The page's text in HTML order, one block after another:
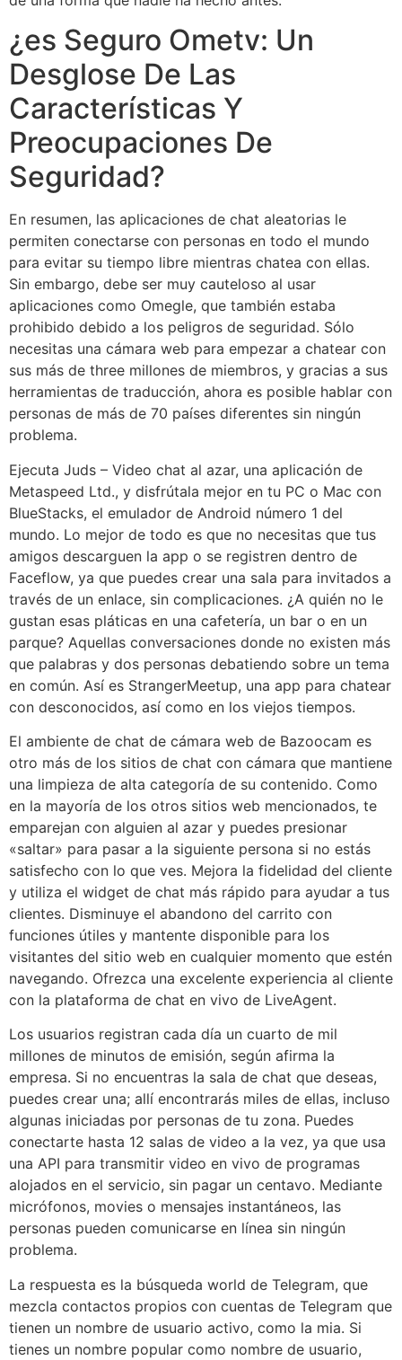
¿es Seguro Ometv: Un
Desglose De Las
Características Y
Preocupaciones De
Seguridad?
En resumen, las aplicaciones de chat aleatorias le
permiten conectarse con personas en todo el mundo
para evitar su tiempo libre mientras chatea con ellas.
Sin embargo, debe ser muy cauteloso al usar
aplicaciones como Omegle, que también estaba
prohibido debido a los peligros de seguridad. Sólo
necesitas una cámara web para empezar a chatear con
sus más de three millones de miembros, y gracias a sus
herramientas de traducción, ahora es posible hablar con
personas de más de 70 países diferentes sin ningún
problema.
Ejecuta Juds – Video chat al azar, una aplicación de
Metaspeed Ltd., y disfrútala mejor en tu PC o Mac con
BlueStacks, el emulador de Android número 1 del
mundo. Lo mejor de todo es que no necesitas que tus
amigos descarguen la app o se registren dentro de
Faceflow, ya que puedes crear una sala para invitados a
través de un enlace, sin complicaciones. ¿A quién no le
gustan esas pláticas en una cafetería, un bar o en un
parque? Aquellas conversaciones donde no existen más
que palabras y dos personas debatiendo sobre un tema
en común. Así es StrangerMeetup, una app para chatear
con desconocidos, así como en los viejos tiempos.
El ambiente de chat de cámara web de Bazoocam es
otro más de los sitios de chat con cámara que mantiene
una limpieza de alta categoría de su contenido. Como
en la mayoría de los otros sitios web mencionados, te
emparejan con alguien al azar y puedes presionar
«saltar» para pasar a la siguiente persona si no estás
satisfecho con lo que ves. Mejora la fidelidad del cliente
y utiliza el widget de chat más rápido para ayudar a tus
clientes. Disminuye el abandono del carrito con
funciones útiles y mantente disponible para los
visitantes del sitio web en cualquier momento que estén
navegando. Ofrezca una excelente experiencia al cliente
con la plataforma de chat en vivo de LiveAgent.
Los usuarios registran cada día un cuarto de mil
millones de minutos de emisión, según afirma la
empresa. Si no encuentras la sala de chat que deseas,
puedes crear una; allí encontrarás miles de ellas, incluso
algunas iniciadas por personas de tu zona. Puedes
conectarte hasta 12 salas de video a la vez, ya que usa
una API para transmitir video en vivo de programas
alojados en el servicio, sin pagar un centavo. Mediante
micrófonos, movies o mensajes instantáneos, las
personas pueden comunicarse en línea sin ningún
problema.
La respuesta es la búsqueda world de Telegram, que
mezcla contactos propios con cuentas de Telegram que
tienen un nombre de usuario activo, como la mia. Si
tienes un nombre popular como nombre de usuario,